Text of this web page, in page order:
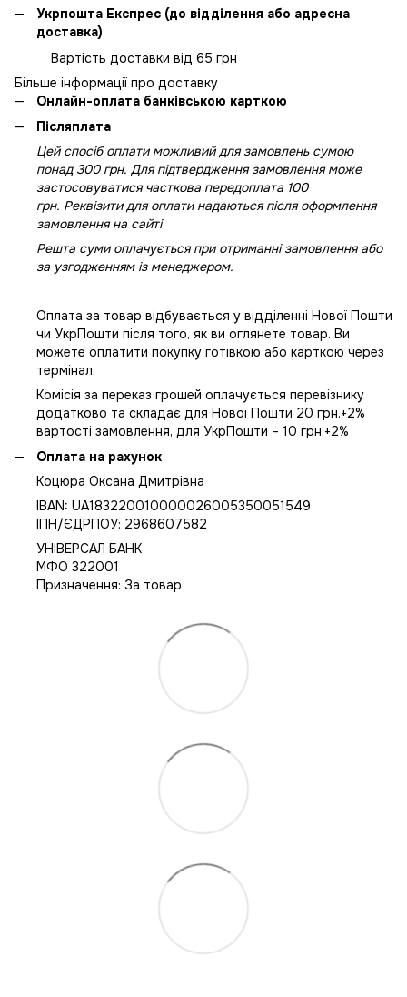
Укрпошта Експрес (до відділення або адресна
доставка)
Вартість доставки від 65 грн
Більше інформації про доставку
Онлайн-оплата банківською карткою
Післяплата
Цей спосіб оплати можливий для замовлень сумою
понад 300 грн. Для підтвердження замовлення може
застосовуватися часткова передоплата 100
грн. Реквізити для оплати надаються після оформлення
замовлення на сайті
Решта суми оплачується при отриманні замовлення або
за узгодженням із менеджером.
Оплата за товар відбувається у відділенні Нової Пошти
чи УкрПошти після того, як ви оглянете товар. Ви
можете оплатити покупку готівкою або карткою через
термінал.
Комісія за переказ грошей оплачується перевізнику
додатково та складає для Нової Пошти 20 грн.+2%
вартості замовлення, для УкрПошти – 10 грн.+2%
Оплата на рахунок
Коцюра Оксана Дмитрівна
IBAN: UA183220010000026005350051549
IПН/ЄДРПОУ: 2968607582
УНІВЕРСАЛ БАНК
МФО 322001
Призначення: За товар